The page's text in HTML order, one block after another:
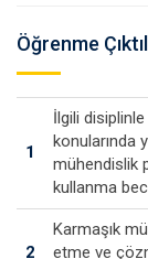
Öğrenme
1
İlgili
konularında
mühendislik
kullanma
2
Karmaşık
etme ve